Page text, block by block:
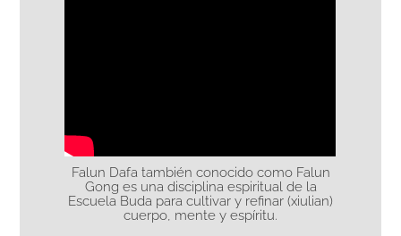
Falun Dafa también conocido como Falun
Gong es una disciplina espiritual de la
Escuela Buda para cultivar y refinar (xiulian)
cuerpo, mente y espíritu.